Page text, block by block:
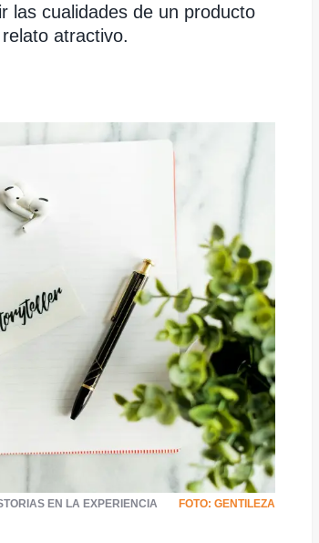
las cualidades de un producto
atractivo.
EN LA EXPERIENCIA FOTO: GENTILEZA